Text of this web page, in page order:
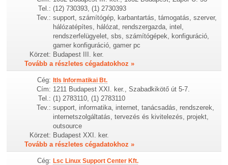
Tel.: (12) 730393, (1) 2730393
Tev.: support, számítógép, karbantartás, támogatás, szerver,
hálózatépítes, hálózat, rendszergazda, intel,
rendszerfelügyelet, sbs, számítógépek, konfiguráció,
gamer konfiguráció, gamer pc
Körzet: Budapest III. ker.
Tovább a részletes cégadatokhoz »
Cég: Itls Informatikai Bt.
Cím: 1211 Budapest XXI. ker., Szabadkikötő út 5-7.
Tel.: (1) 2783110, (1) 2783110
Tev.: support, informatika, internet, tanácsadás, rendszerek,
internetszolgáltatás, tervezés és kivitelezés, projekt,
outsource
Körzet: Budapest XXI. ker.
Tovább a részletes cégadatokhoz »
Cég: Lsc Linux Support Center Kft.